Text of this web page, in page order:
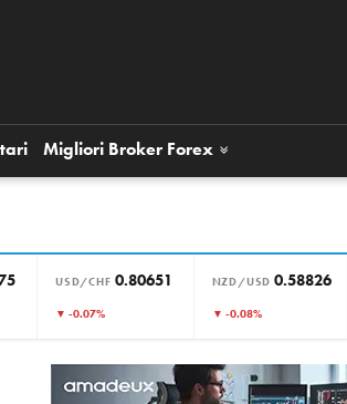
Migliori Broker Forex
USD/CHF 0.80651
▼ -0.07%
NZD/USD 0.58826
▼ -0.08%